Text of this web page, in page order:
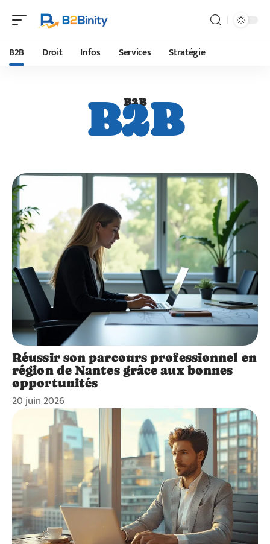
B2B Droit Infos Services Stratégie
B2B
B2B
Réussir son parcours professionnel en
région de Nantes grâce aux bonnes
opportunités
20 juin 2026